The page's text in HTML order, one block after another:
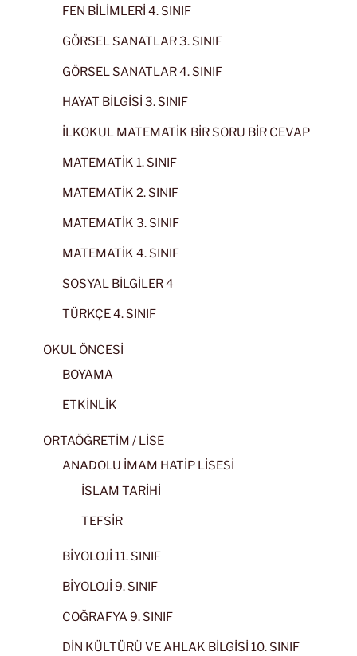
FEN BİLİMLERİ 4. SINIF
GÖRSEL SANATLAR 3. SINIF
GÖRSEL SANATLAR 4. SINIF
HAYAT BİLGİSİ 3. SINIF
İLKOKUL MATEMATİK BİR SORU BİR CEVAP
MATEMATİK 1. SINIF
MATEMATİK 2. SINIF
MATEMATİK 3. SINIF
MATEMATİK 4. SINIF
SOSYAL BİLGİLER 4
TÜRKÇE 4. SINIF
OKUL ÖNCESİ
BOYAMA
ETKİNLİK
ORTAÖĞRETİM / LİSE
ANADOLU İMAM HATİP LİSESİ
İSLAM TARİHİ
TEFSİR
BİYOLOJİ 11. SINIF
BİYOLOJİ 9. SINIF
COĞRAFYA 9. SINIF
DİN KÜLTÜRÜ VE AHLAK BİLGİSİ 10. SINIF